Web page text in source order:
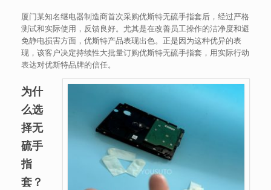
厦门某知名继电器制造商首次采购优斯特无硫手指套后，经过严格
测试和实际使用，反馈良好。尤其是在改善员工操作的洁净度和避
免静电损害方面，优斯特产品表现出色。正是因为这种优异的表
现，该客户决定持续性大批量订购优斯特无硫手指套，用实际行动
表达对优斯特品牌的信任。
为什
么选
择无
硫手
指
套？